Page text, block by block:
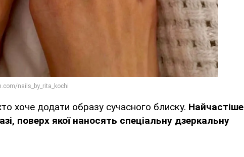
хоче додати образу сучасного блиску. Найчастіше
поверх якої наносять спеціальну дзеркальну